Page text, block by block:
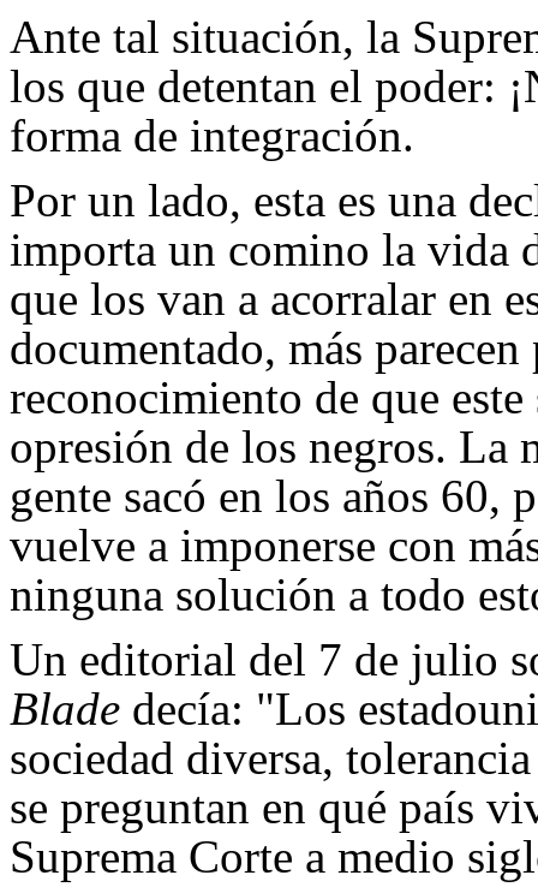
Ante tal situación, la
los que detentan el poder:
forma de integración.
Por un lado, esta es una
importa un comino la vida
que los van a acorralar en
documentado, más
reconocimiento de que
opresión de los negros. La
gente sacó en los años 60,
vuelve a imponerse con
ninguna solución a todo
Un editorial del 7 de julio
Blade decía: "Los
sociedad diversa,
se preguntan en qué país
Suprema Corte a medio